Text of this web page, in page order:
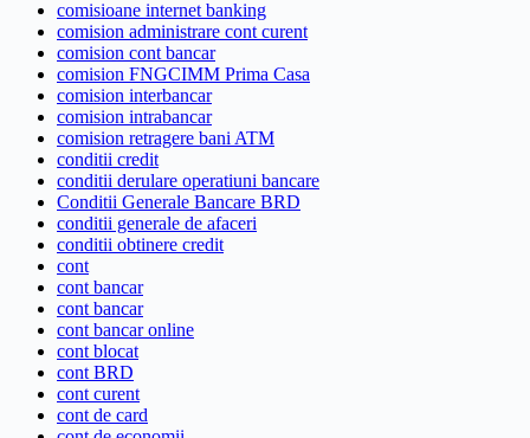
comisioane internet banking
comision administrare cont curent
comision cont bancar
comision FNGCIMM Prima Casa
comision interbancar
comision intrabancar
comision retragere bani ATM
conditii credit
conditii derulare operatiuni bancare
Conditii Generale Bancare BRD
conditii generale de afaceri
conditii obtinere credit
cont
cont bancar
cont bancar
cont bancar online
cont blocat
cont BRD
cont curent
cont de card